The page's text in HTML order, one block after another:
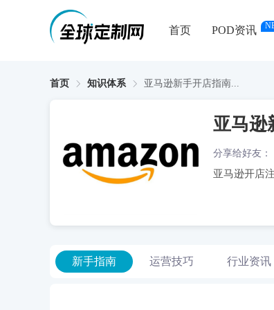
首页 POD资讯
首页 知识体系 亚马逊新手开店指南...
亚马逊
分享给好友：
亚马逊开店
新手指南 运营技巧 行业资讯